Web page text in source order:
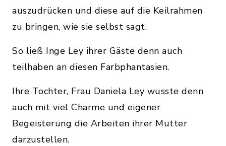
auszudrücken und diese auf die Keilrahmen
zu bringen, wie sie selbst sagt.
So ließ Inge Ley ihrer Gäste denn auch
teilhaben an diesen Farbphantasien.
Ihre Tochter, Frau Daniela Ley wusste denn
auch mit viel Charme und eigener
Begeisterung die Arbeiten ihrer Mutter
darzustellen.